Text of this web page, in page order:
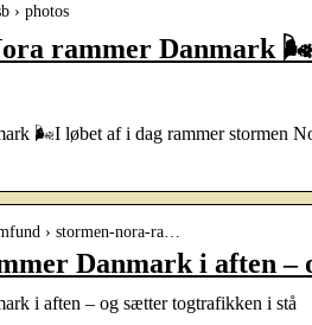
› photos
rammer Danmark
🌬️I løbet af i dag rammer stormen
› stormen-nora-ra…
Danmark i aften
i aften – og sætter togtrafikken i stå